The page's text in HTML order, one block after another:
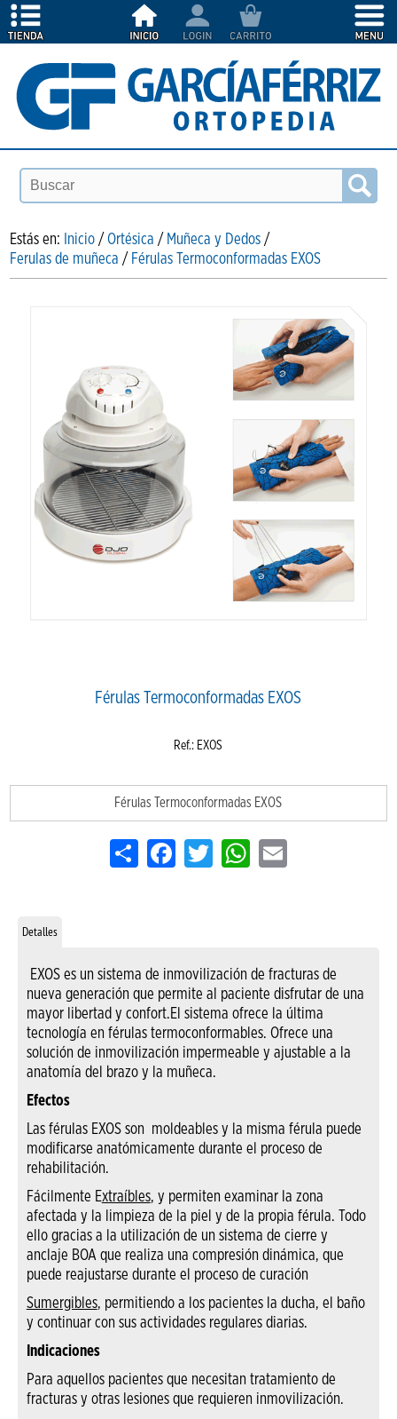
Estás en: Inicio /Ortésica / Muñeca y Dedos /
Ferulas de muñeca / Férulas Termoconformadas EXOS
Férulas Termoconformadas EXOS
Ref.: EXOS
Férulas Termoconformadas EXOS
Share FacebookTwitterWhatsAppEmail
Detalles
EXOS es un sistema de inmovilización de fracturas de
nueva generación que permite al paciente disfrutar de una
mayor libertad y confort.El sistema ofrece la última
tecnología en férulas termoconformables. Ofrece una
solución de inmovilización impermeable y ajustable a la
anatomía del brazo y la muñeca.
Efectos
Las férulas EXOS son moldeables y la misma férula puede
modificarse anatómicamente durante el proceso de
rehabilitación.
Fácilmente Extraíbles, y permiten examinar la zona
afectada y la limpieza de la piel y de la propia férula. Todo
ello gracias a la utilización de un sistema de cierre y
anclaje BOA que realiza una compresión dinámica, que
puede reajustarse durante el proceso de curación
Sumergibles, permitiendo a los pacientes la ducha, el baño
y continuar con sus actividades regulares diarias.
Indicaciones
Para aquellos pacientes que necesitan tratamiento de
fracturas y otras lesiones que requieren inmovilización.